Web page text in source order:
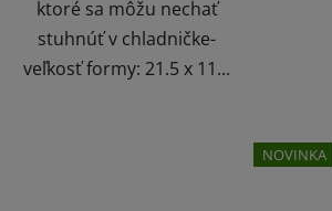
ktoré sa môžu nechať
stuhnúť v chladničke-
veľkosť formy: 21.5 x 11...
NOVINKA